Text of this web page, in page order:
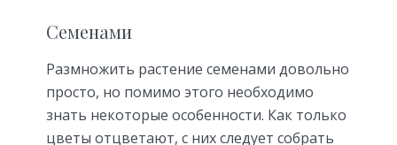
Семенами
Размножить растение семенами довольно
просто, но помимо этого необходимо
знать некоторые особенности. Как только
цветы отцветают, с них следует собрать